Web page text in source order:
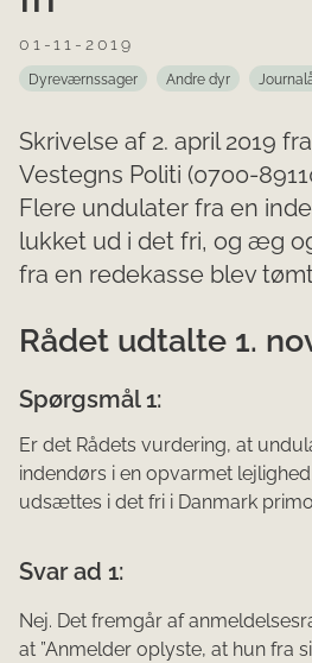
01-11-2019
Dyreværnssager Andre dyr
Skrivelse af 2. april 2019
Vestegns Politi (0700-
Flere undulater fra en
lukket ud i det fri, og æg
fra en redekasse blev
Rådet udtalte 1.
Spørgsmål 1:
Er det Rådets vurdering, at
indendørs i en opvarmet
udsættes i det fri i Danmark
Svar ad 1:
Nej. Det fremgår af
at ”Anmelder oplyste, at hun fra